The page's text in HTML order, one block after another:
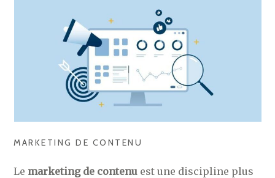
MARKETING DE CONTENU
Le marketing de contenu est une discipline plus